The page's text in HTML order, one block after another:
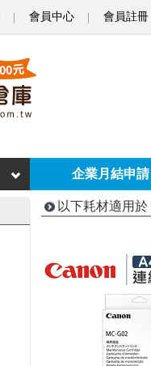
會員中心 會員註冊
企業月結申請
以下耗材適用於